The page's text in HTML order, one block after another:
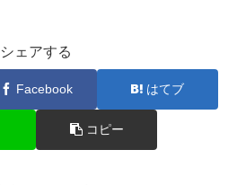
シェアする
Facebook はてブ
コピー